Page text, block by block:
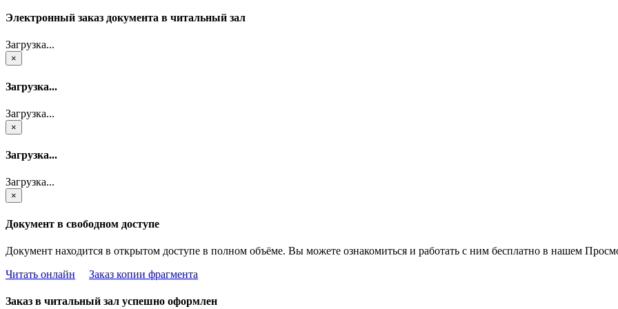
Электронный заказ документа в читальный зал
Загрузка...
×
Загрузка...
Загрузка...
×
Загрузка...
Загрузка...
×
Документ в свободном доступе
Документ находится в открытом доступе в полном объёме. Вы можете ознакомиться и работать с ним бесплатно в нашем
Читать онлайн
Заказ копии фрагмента
Заказ в читальный зал успешно оформлен